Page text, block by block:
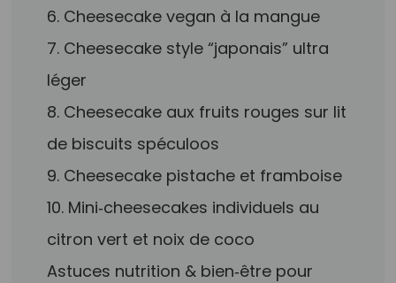
6. Cheesecake vegan à la mangue
7. Cheesecake style “japonais” ultra
léger
8. Cheesecake aux fruits rouges sur lit
de biscuits spéculoos
9. Cheesecake pistache et framboise
10. Mini‑cheesecakes individuels au
citron vert et noix de coco
Astuces nutrition & bien‑être pour